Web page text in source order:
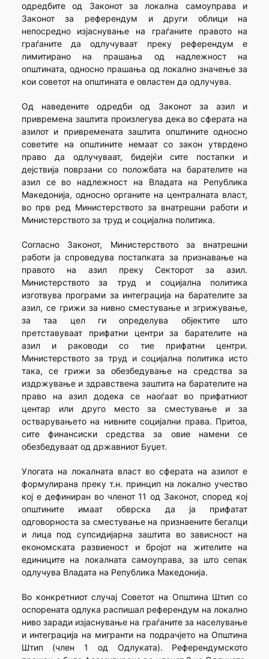
одредбите од Законот за локална самоуправа и
Законот за референдум и други облици на
непосредно изјаснување на граѓаните правото на
граѓаните да одлучуваат преку референдум е
лимитирано на прашања од надлежност на
општината, односно прашања од локално значење за
кои советот на општината е овластен да одлучува.
Од наведените одредби од Законот за азил и
привремена заштита произлегува дека во сферата на
азилот и привремената заштита општините односно
советите на општините немаат со закон утврдено
право да одлучуваат, бидејќи сите постапки и
дејствија поврзани со положбата на барателите на
азил се во надлежност на Владата на Република
Македо­нија, односно органите на централната власт,
во прв ред Министерството за внатрешни работи и
Министерството за труд и социјална политика.
Согласно Законот, Министерството за внатрешни
работи ја спроведува постапката за признавање на
правото на азил преку Секторот за азил.
Министерството за труд и социјална политика
изготвува програми за интеграција на барателите за
азил, се грижи за нивно сместување и згрижување,
за таа цел ги определува објектите што
претставуваат прифатни центри за барателите на
азил и раководи со тие прифатни центри.
Министерството за труд и социјална политика исто
така, се грижи за обезбедување на средства за
издржување и здравствена заштита на барателите на
право на азил додека се наоѓаат во прифатниот
центар или друго место за сместување и за
остварувањето на нивните социјални права. Притоа,
сите финансиски средства за овие намени се
обезбедуваат од државниот Буџет.
Улогата на локалната власт во сферата на азилот е
формулирана преку т.н. принцип на локално учество
кој е дефиниран во членот 11 од Законот, според кој
општините имаат обврска да ја прифатат
одговорноста за сместување на признаените бегалци
и лица под супсидијарна заштита во зависност на
економската развиеност и бројот на жителите на
единиците на локалната самоуправа, за што сепак
одлучува Владата на Република Македонија.
Во конкретниот случај Советот на Општина Штип со
оспорената одлука распишал референдум на локално
ниво заради изјаснување на граѓаните за населување
и интеграција на мигранти на подрачјето на Општина
Штип (член 1 од Одлуката). Референдумското